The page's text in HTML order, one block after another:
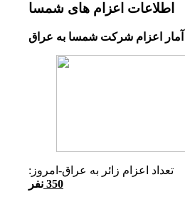
اطلاعات اعزام های شمسا
آمار اعزام شرکت شمسا به عراق
تعداد اعزام زائر به عراق-امروز:
350 نفر